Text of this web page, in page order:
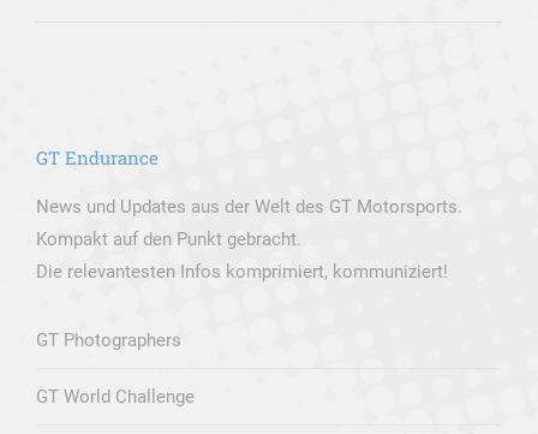
GT Endurance
News und Updates aus der Welt des GT Motorsports.
Kompakt auf den Punkt gebracht.
Die relevantesten Infos komprimiert, kommuniziert!
GT Photographers
GT World Challenge